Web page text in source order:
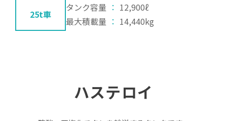
25t車
タンク容量 ： 12,900ℓ
最大積載量 ： 14,440kg
ハステロイ